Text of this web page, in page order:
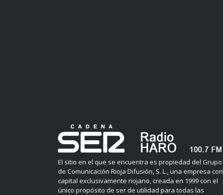
El sitio en el que se encuentra es propiedad del Grupo
de Comunicación Rioja Difusión, S. L., una empresa con
capital exclusivamente riojano, creada en 1999 con el
único propósito de ser de utilidad para todas las